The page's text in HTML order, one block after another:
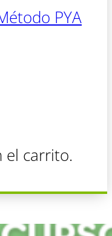
PYA
el carrito.